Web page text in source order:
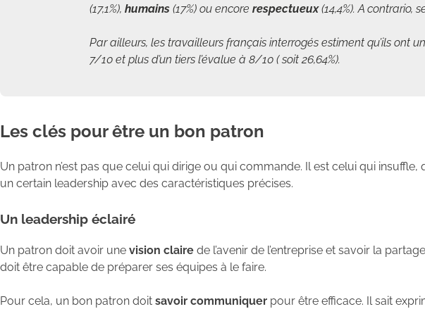
(17,1%), humains (17%) ou encore respectueux(14,4%). A
Par ailleurs, les travailleurs français interrogés estiment qu’ils ont
7/10 et plus d’un tiers l’évalue à 8/10 ( soit 26,64%).
Les clés pour être un bon patron
Un patron n’est pas que celui qui dirige ou qui commande. Il est celui qui
un certain leadership avec des caractéristiques précises.
Un leadership éclairé
Un patron doit avoir une vision claire de l’avenir de l’entreprise et savoir la
doit être capable de préparer ses équipes à le faire.
Pour cela, un bon patron doit savoir communiquer pour être efficace. Il sait